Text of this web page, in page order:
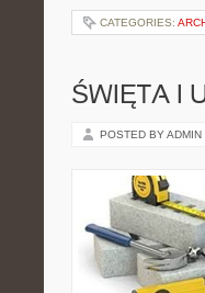
CATEGORIES:
ŚWIĘTA I
POSTED BY ADMIN